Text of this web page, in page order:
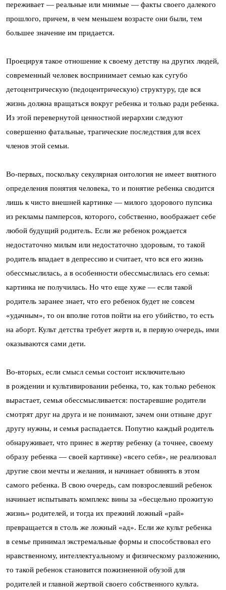
переживает — реальные или мнимые — факты своего далекого
прошлого, причем, в чем меньшем возрасте они были, тем
большее значение им придается.
Проецируя такое отношение к своему детству на других людей,
современный человек воспринимает семью как сугубо
детоцентрическую (педоцентрическую) структуру, где вся
жизнь должна вращаться вокруг ребенка и только ради ребенка.
Из этой перевернутой ценностной иерархии следуют
совершенно фатальные, трагические последствия для всех
членов этой семьи.
Во-первых, поскольку секулярная онтология не имеет внятного
определения понятия человека, то и понятие ребенка сводится
лишь к чисто внешней картинке — милого здорового пупсика
из рекламы памперсов, которого, собственно, воображает себе
любой будущий родитель. Если же ребенок рождается
недостаточно милым или недостаточно здоровым, то такой
родитель впадает в депрессию и считает, что вся его жизнь
обессмыслилась, а в особенности обессмыслилась его семья:
картинка не получилась. Но что еще хуже — если такой
родитель заранее знает, что его ребенок будет не совсем
«удачным», то он вполне готов пойти на его убийство, то есть
на аборт. Культ детства требует жертв и, в первую очередь, ими
оказываются сами дети.
Во-вторых, если смысл семьи состоит исключительно
в рождении и культивировании ребенка, то, как только ребенок
вырастает, семья обессмысливается: постаревшие родители
смотрят друг на друга и не понимают, зачем они отныне друг
другу нужны, и семья распадается. Попутно каждый родитель
обнаруживает, что принес в жертву ребенку (а точнее, своему
образу ребенка — своей картинке) «всего себя», не реализовал
другие свои мечты и желания, и начинает обвинять в этом
самого ребенка. В свою очередь, сам повзрослевший ребенок
начинает испытывать комплекс вины за «бесцельно прожитую
жизнь» родителей, и тогда их прежний ложный «рай»
превращается в столь же ложный «ад». Если же культ ребенка
в семье принимал экстремальные формы и способствовал его
нравственному, интеллектуальному и физическому разложению,
то такой ребенок становится пожизненной обузой для
родителей и главной жертвой своего собственного культа.